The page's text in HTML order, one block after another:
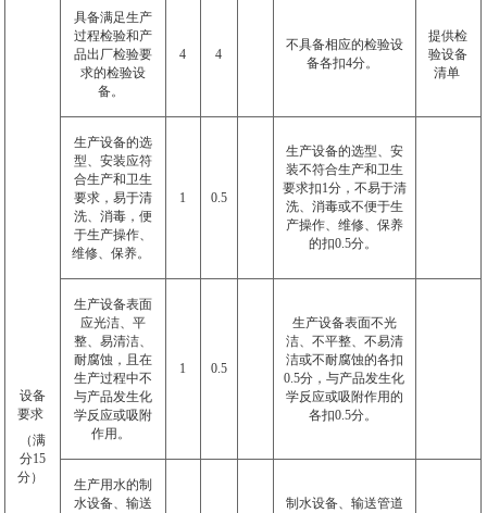
设备
要求
（满
分15
分）
具备满足生产
过程检验和产
品出厂检验要
求的检验设
备。
4 4
不具备相应的检验设
备各扣4分。
提供检
验设备
清单
生产设备的选
型、安装应符
合生产和卫生
要求，易于清
洗、消毒，便
于生产操作、
维修、保养。
1 0.5
生产设备的选型、安
装不符合生产和卫生
要求扣1分，不易于清
洗、消毒或不便于生
产操作、维修、保养
的扣0.5分。
生产设备表面
应光洁、平
整、易清洁、
耐腐蚀，且在
生产过程中不
与产品发生化
学反应或吸附
作用。
1 0.5
生产设备表面不光
洁、不平整、不易清
洁或不耐腐蚀的各扣
0.5分，与产品发生化
学反应或吸附作用的
各扣0.5分。
生产用水的制
水设备、输送
制水设备、输送管道